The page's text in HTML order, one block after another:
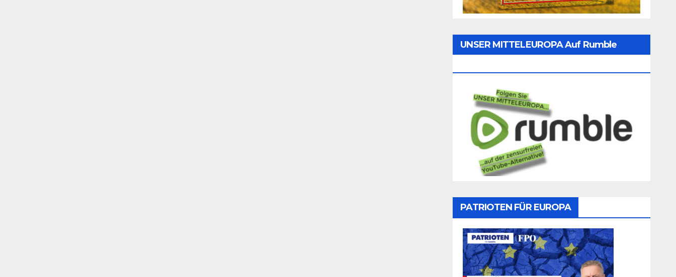
UNSER MITTELEUROPA Auf Rumble
PATRIOTEN FÜR EUROPA